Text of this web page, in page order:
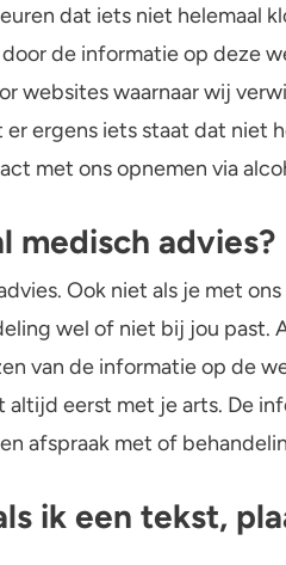
dat iets niet helemaal
de informatie op deze
websites waarnaar wij
ergens iets staat dat niet
met ons opnemen via
medisch advies?
Ook niet als je met
wel of niet bij jou past.
van de informatie op de
altijd eerst met je arts. De
afspraak met of
ik een tekst,